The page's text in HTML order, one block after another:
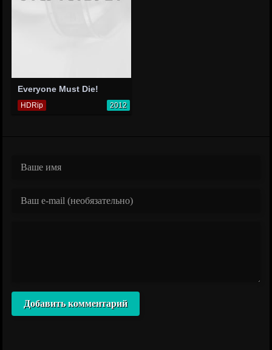
Everyone Must Die!
HDRip 2012
Добавить комментарий